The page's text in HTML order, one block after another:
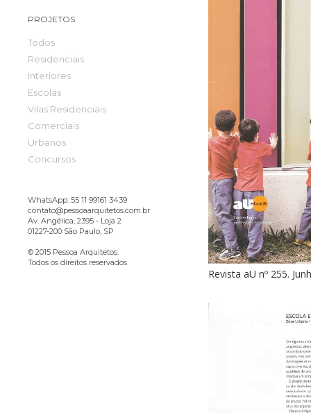
PROJETOS
Todos
Residenciais
Interiores
Escolas
Vilas Residenciais
Comerciais
Urbanos
Concursos
WhatsApp: 55 11 99161 3439
contato@pessoaarquitetos.com.br
Av. Angélica, 2395 - Loja 2
01227-200 São Paulo, SP
© 2015 Pessoa Arquitetos.
Todos os direitos reservados
Revista aU nº 255.